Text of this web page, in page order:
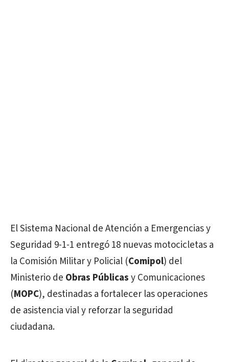
El Sistema Nacional de Atención a Emergencias y
Seguridad 9-1-1 entregó 18 nuevas motocicletas a
la Comisión Militar y Policial (Comipol) del
Ministerio de Obras Públicasy Comunicaciones
(MOPC), destinadas a fortalecer las operaciones
de asistencia vial y reforzar la seguridad
ciudadana.